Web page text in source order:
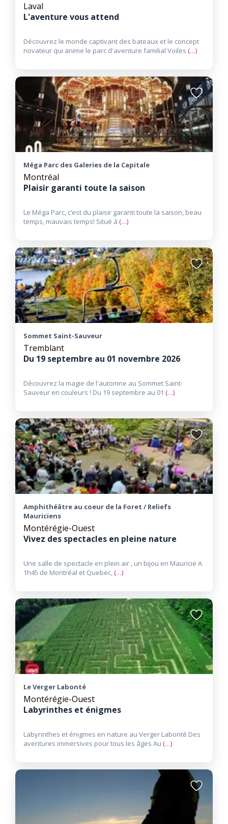
Laval
L'aventure vous attend
Découvrez le monde captivant des bateaux et le concept
novateur qui anime le parc d'aventure familial Voiles (…)
Ajouter
aux
favoris
Méga Parc des Galeries de la Capitale
Montréal
Plaisir garanti toute la saison
Le Méga Parc, c’est du plaisir garanti toute la saison, beau
temps, mauvais temps! Situé à (…)
Ajouter
aux
favoris
Sommet Saint-Sauveur
Tremblant
Du 19 septembre au 01 novembre 2026
Découvrez la magie de l'automne au Sommet Saint-
Sauveur en couleurs ! Du 19 septembre au 01 (…)
Ajouter
aux
favoris
Amphithéâtre au coeur de la Foret / Reliefs
Mauriciens
Montérégie-Ouest
Vivez des spectacles en pleine nature
Une salle de spectacle en plein air , un bijou en Mauricie A
1h45 de Montréal et Quebec,(…)
Ajouter
aux
favoris
Le Verger Labonté
Montérégie-Ouest
Labyrinthes et énigmes
Labyrinthes et énigmes en nature au Verger Labonté Des
aventures immersives pour tous les âges Au (…)
Ajouter
aux
favoris